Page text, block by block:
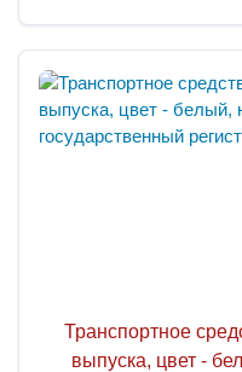
Транспортное
выпуска, цвет -